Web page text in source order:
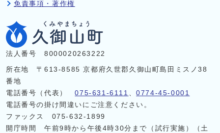
免責事項・著作権
法人番号 8000020263222
所在地 〒613-8585 京都府久世郡久御山町島田ミスノ38
番地
電話番号（代表）075-631-6111 、0774-45-0001
電話番号の掛け間違いにご注意ください。
ファックス 075-632-1899
開庁時間 午前9時から午後4時30分まで（試行実施）（土